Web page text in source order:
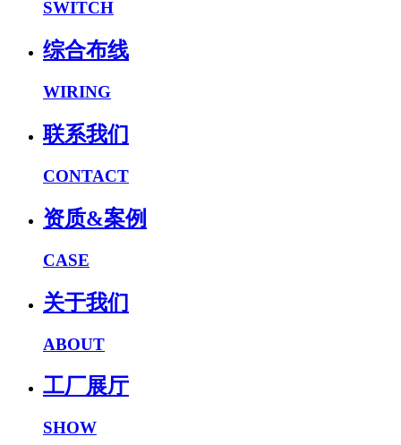
SWITCH
综合布线
WIRING
联系我们
CONTACT
资质&案例
CASE
关于我们
ABOUT
工厂展厅
SHOW